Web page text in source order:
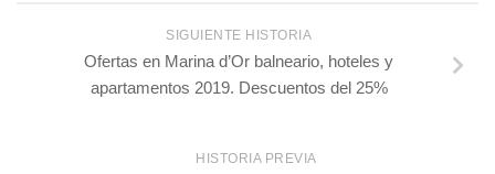
SIGUIENTE HISTORIA
Ofertas en Marina d’Or balneario, hoteles y
apartamentos 2019. Descuentos del 25%
HISTORIA PREVIA